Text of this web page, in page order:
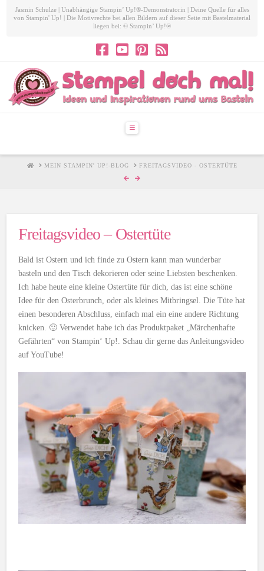
Jasmin Schulze | Unabhängige Stampin’ Up!®-Demonstratorin | Deine Quelle für alles
von Stampin' Up! | Die Motivrechte bei allen Bildern auf dieser Seite mit Bastelmaterial
liegen bei: © Stampin’ Up!®
Navigation
HOMEMEIN STAMPIN' UP!-BLOG FREITAGSVIDEO - OSTERTÜTE
Freitagsvideo – Ostertüte
Bald ist Ostern und ich finde zu Ostern kann man wunderbar
basteln und den Tisch dekorieren oder seine Liebsten beschenken.
Ich habe heute eine kleine Ostertüte für dich, das ist eine schöne
Idee für den Osterbrunch, oder als kleines Mitbringsel. Die Tüte hat
einen besonderen Abschluss, einfach mal ein eine andere Richtung
knicken. 🙂 Verwendet habe ich das Produktpaket „Märchenhafte
Gefährten“ von Stampin‘ Up!. Schau dir gerne das Anleitungsvideo
auf YouTube!